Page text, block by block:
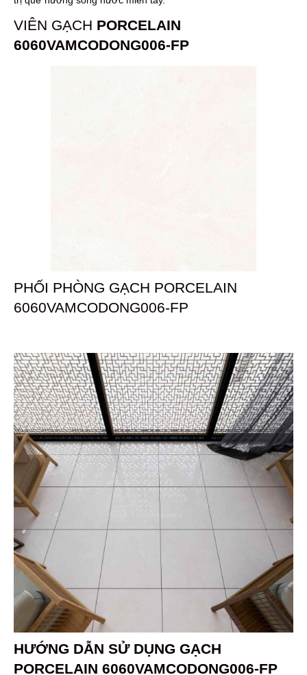
VIÊN GẠCH PORCELAIN
6060VAMCODONG006-FP
PHỐI PHÒNG GẠCH PORCELAIN
6060VAMCODONG006-FP
HƯỚNG DẪN SỬ DỤNG GẠCH
PORCELAIN 6060VAMCODONG006-FP